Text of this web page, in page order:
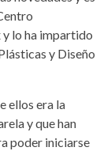
lo ha impartido
y Diseño
ellos era la
y que han
poder iniciarse